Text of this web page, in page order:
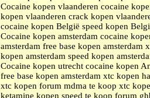
Cocaine kopen vlaanderen cocaine
kopen vlaanderen crack kopen
cocaine kopen België speed kopen
Cocaine kopen amsterdam cocaine
amsterdam free base kopen amsterdam
kopen amsterdam speed kopen
Cocaine kopen utrecht cocaine kopen
free base kopen amsterdam xtc kopen
xtc kopen forum mdma te koop xtc
ketamine kopen speed te koop forum